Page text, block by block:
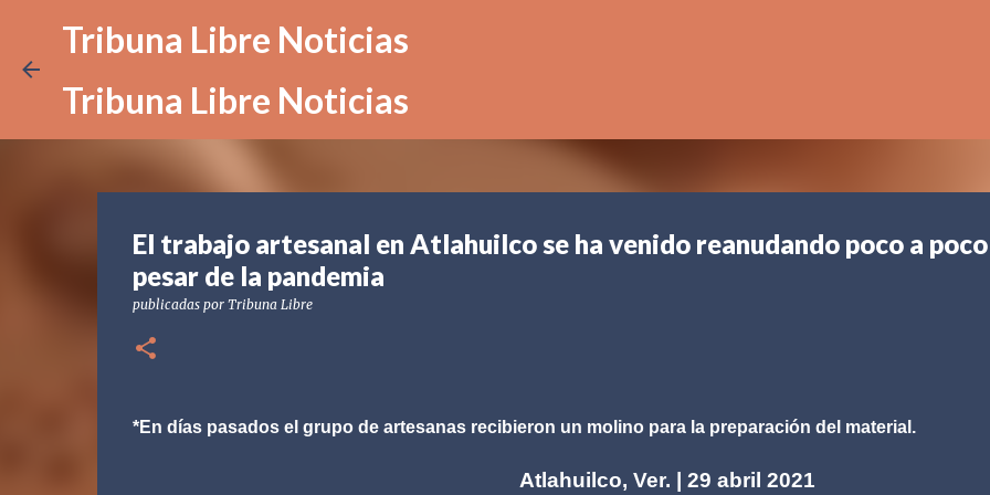
Tribuna Libre Noticias
Tribuna Libre Noticias
El trabajo artesanal en Atlahuilco se ha venido reanudando poco a
pesar de la pandemia
publicadas por Tribuna Libre
*En días pasados el grupo de artesanas recibieron un molino para la preparación del material.
Atlahuilco, Ver. | 29 abril 2021